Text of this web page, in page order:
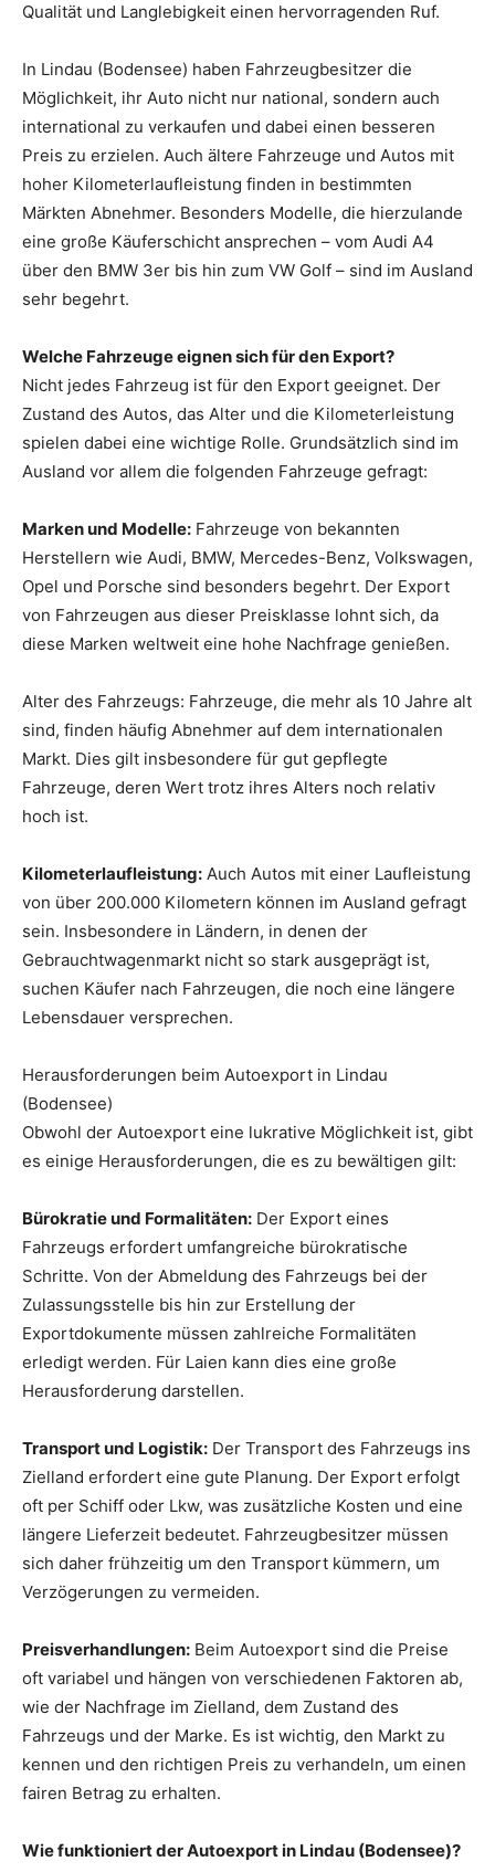
Qualität und Langlebigkeit einen hervorragenden Ruf.
In Lindau (Bodensee) haben Fahrzeugbesitzer die
Möglichkeit, ihr Auto nicht nur national, sondern auch
international zu verkaufen und dabei einen besseren
Preis zu erzielen. Auch ältere Fahrzeuge und Autos mit
hoher Kilometerlaufleistung finden in bestimmten
Märkten Abnehmer. Besonders Modelle, die hierzulande
eine große Käuferschicht ansprechen – vom Audi A4
über den BMW 3er bis hin zum VW Golf – sind im Ausland
sehr begehrt.
Welche Fahrzeuge eignen sich für den Export?
Nicht jedes Fahrzeug ist für den Export geeignet. Der
Zustand des Autos, das Alter und die Kilometerleistung
spielen dabei eine wichtige Rolle. Grundsätzlich sind im
Ausland vor allem die folgenden Fahrzeuge gefragt:
Marken und Modelle: Fahrzeuge von bekannten
Herstellern wie Audi, BMW, Mercedes-Benz, Volkswagen,
Opel und Porsche sind besonders begehrt. Der Export
von Fahrzeugen aus dieser Preisklasse lohnt sich, da
diese Marken weltweit eine hohe Nachfrage genießen.
Alter des Fahrzeugs: Fahrzeuge, die mehr als 10 Jahre alt
sind, finden häufig Abnehmer auf dem internationalen
Markt. Dies gilt insbesondere für gut gepflegte
Fahrzeuge, deren Wert trotz ihres Alters noch relativ
hoch ist.
Kilometerlaufleistung: Auch Autos mit einer Laufleistung
von über 200.000 Kilometern können im Ausland gefragt
sein. Insbesondere in Ländern, in denen der
Gebrauchtwagenmarkt nicht so stark ausgeprägt ist,
suchen Käufer nach Fahrzeugen, die noch eine längere
Lebensdauer versprechen.
Herausforderungen beim Autoexport in Lindau
(Bodensee)
Obwohl der Autoexport eine lukrative Möglichkeit ist, gibt
es einige Herausforderungen, die es zu bewältigen gilt:
Bürokratie und Formalitäten: Der Export eines
Fahrzeugs erfordert umfangreiche bürokratische
Schritte. Von der Abmeldung des Fahrzeugs bei der
Zulassungsstelle bis hin zur Erstellung der
Exportdokumente müssen zahlreiche Formalitäten
erledigt werden. Für Laien kann dies eine große
Herausforderung darstellen.
Transport und Logistik: Der Transport des Fahrzeugs ins
Zielland erfordert eine gute Planung. Der Export erfolgt
oft per Schiff oder Lkw, was zusätzliche Kosten und eine
längere Lieferzeit bedeutet. Fahrzeugbesitzer müssen
sich daher frühzeitig um den Transport kümmern, um
Verzögerungen zu vermeiden.
Preisverhandlungen: Beim Autoexport sind die Preise
oft variabel und hängen von verschiedenen Faktoren ab,
wie der Nachfrage im Zielland, dem Zustand des
Fahrzeugs und der Marke. Es ist wichtig, den Markt zu
kennen und den richtigen Preis zu verhandeln, um einen
fairen Betrag zu erhalten.
Wie funktioniert der Autoexport in Lindau (Bodensee)?